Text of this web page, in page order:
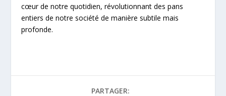
cœur de notre quotidien, révolutionnant des pans
entiers de notre société de manière subtile mais
profonde.
PARTAGER: